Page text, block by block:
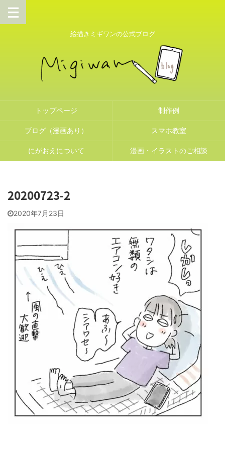
絵描きミギワンの公式ブログ
トップページ 制作例
ブログ（漫画あり） スマホ教室
にがおえについて 漫画・イラストのご相談
20200723-2
2020年7月23日